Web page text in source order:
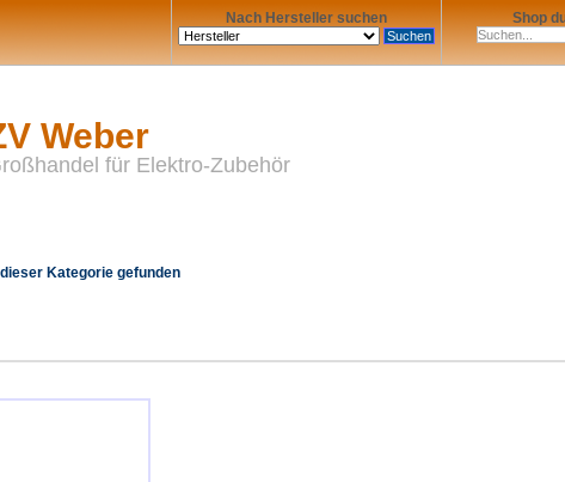
Shop
Nach Hersteller suchen
Weber
für Elektro-Zubehör
Kategorie gefunden